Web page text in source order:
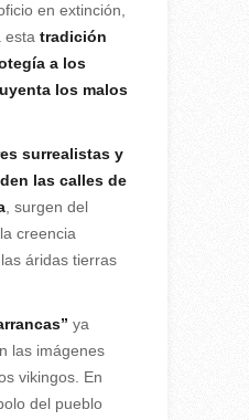
en extinción,
esta tradición
a los
los malos
surrealistas y
las calles de
, surgen del
creencia
áridas tierras
ya
las imágenes
vikingos. En
del pueblo